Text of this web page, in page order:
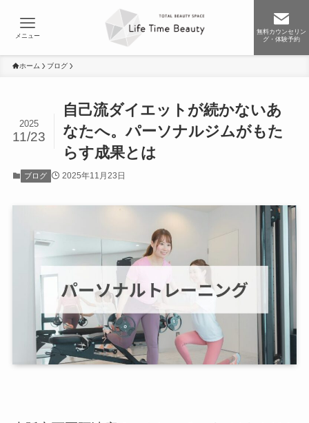
無料カウンセリン
グ・体験予約
メニュー
ホーム ブログ
自己流ダイエットが続かないあ
なたへ。パーソナルジムがもた
らす成果とは
2025
11/23
ブログ 2025年11月23日